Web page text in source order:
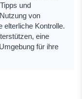
und
von
elterliche Kontrolle.
eine
für ihre